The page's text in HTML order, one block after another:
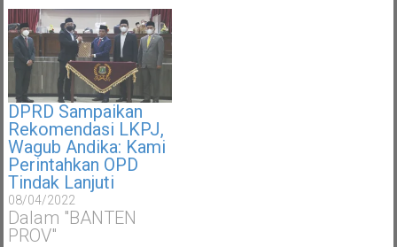
DPRD Sampaikan
Rekomendasi LKPJ,
Wagub Andika: Kami
Perintahkan OPD
Tindak Lanjuti
08/04/2022
Dalam "BANTEN
PROV"